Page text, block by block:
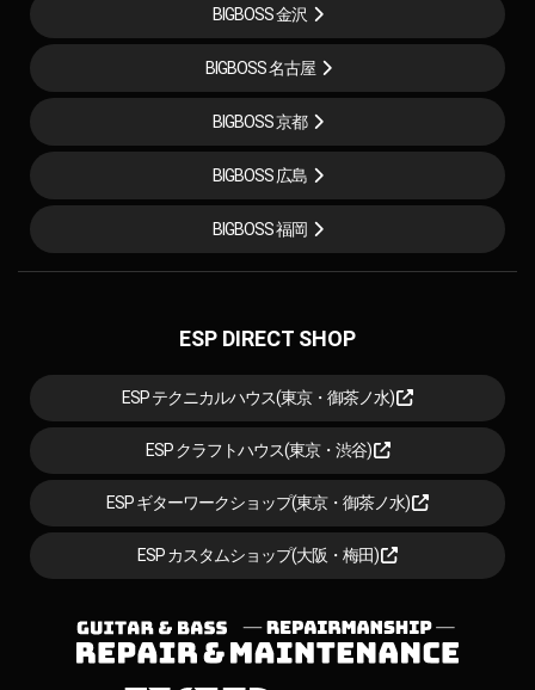
BIGBOSS 金沢
BIGBOSS 名古屋
BIGBOSS 京都
BIGBOSS 広島
BIGBOSS 福岡
ESP DIRECT SHOP
ESP テクニカルハウス(東京・御茶ノ水)
ESP クラフトハウス(東京・渋谷)
ESP ギターワークショップ(東京・御茶ノ水)
ESP カスタムショップ(大阪・梅田)